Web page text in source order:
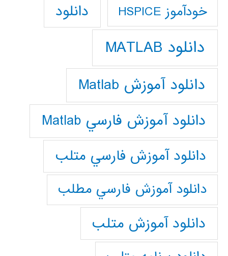
خودآموز HSPICE دانلود
دانلود MATLAB
دانلود آموزش Matlab
دانلود آموزش فارسي Matlab
دانلود آموزش فارسي متلب
دانلود آموزش فارسي مطلب
دانلود آموزش متلب